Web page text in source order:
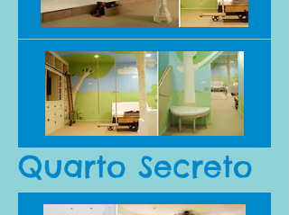
Quarto Secreto